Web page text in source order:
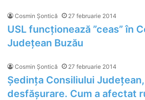
Cosmin Șontică 27 februarie 2014
USL funcționează ”ceas” în
Județean Buzău
Cosmin Șontică 27 februarie 2014
Ședința Consiliului
desfășurare. Cum a afectat